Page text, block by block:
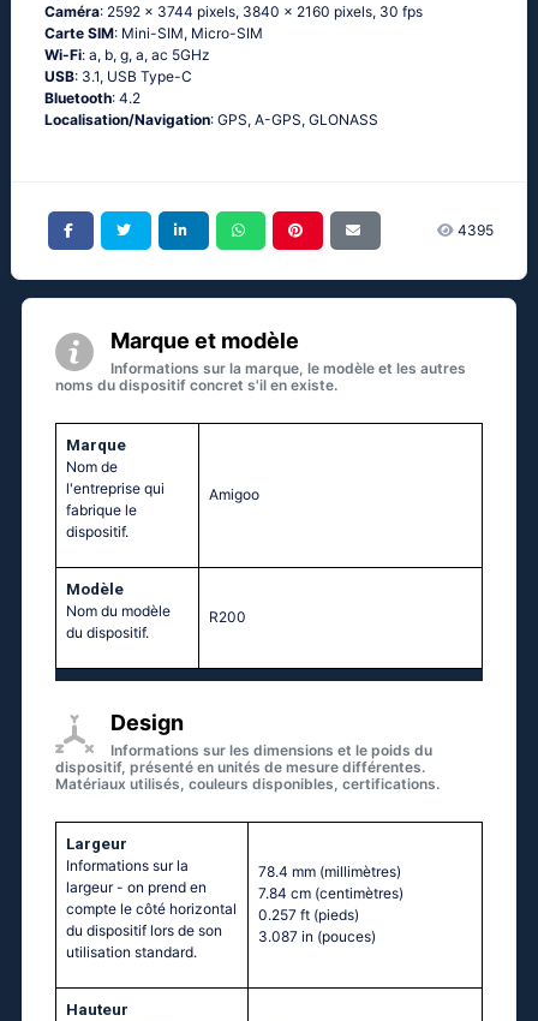
Caméra: 2592 x 3744 pixels, 3840 x 2160 pixels, 30 fps
Carte SIM: Mini-SIM, Micro-SIM
Wi-Fi: а, b, g, а, ас 5GНz
USB: 3.1, USB Type-C
Bluetooth: 4.2
Localisation/Navigation: GРS, А-GРS, GLОΝАSS
4395
Marque et modèle
Informations sur la marque, le modèle et les autres
noms du dispositif concret s'il en existe.
Marque
Nom de
l'entreprise qui
fabrique le
dispositif.
Amigoo
Modèle
Nom du modèle
du dispositif.
R200
Design
Informations sur les dimensions et le poids du
dispositif, présenté en unités de mesure différentes.
Matériaux utilisés, couleurs disponibles, certifications.
Largeur
Informations sur la
largeur - on prend en
compte le côté horizontal
du dispositif lors de son
utilisation standard.
78.4 mm (millimètres)
7.84 cm (centimètres)
0.257 ft (pieds)
3.087 in (pouces)
Hauteur